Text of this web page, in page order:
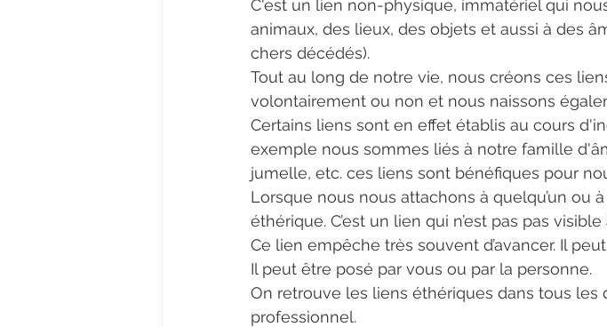
C'est un lien non-physique, immatériel qui
animaux, des lieux, des objets et aussi à des
chers décédés).
Tout au long de notre vie, nous créons ces
volontairement ou non et nous naissons
Certains liens sont en effet établis au cours
exemple nous sommes liés à notre famille
jumelle, etc. ces liens sont bénéfiques pour
Lorsque nous nous attachons à quelqu’un ou
éthérique. C’est un lien qui n’est pas pas visible
Ce lien empêche très souvent d’avancer. Il
Il peut être posé par vous ou par la personne.
On retrouve les liens éthériques dans tous les
professionnel.